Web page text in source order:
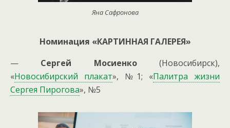
Яна Сафронова
Номинация «КАРТИННАЯ ГАЛЕРЕЯ»
— Сергей Мосиенко(Новосибирск),
«Новосибирский плакат», №1; «Палитра жизни
Сергея Пирогова», №5